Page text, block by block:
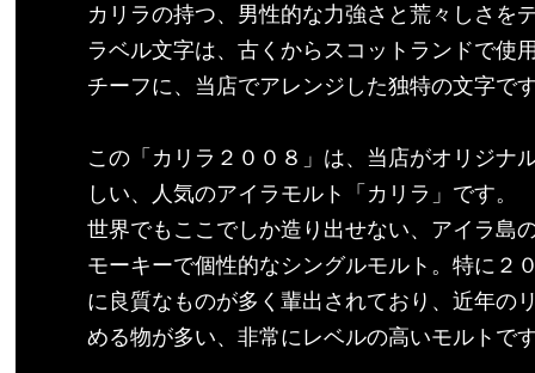
カリラの持つ、男性的な力強さと荒々しさを
ラベル文字は、古くからスコットランドで使
チーフに、当店でアレンジした独特の文字で
この「カリラ２００８」は、当店がオリジナ
しい、人気のアイラモルト「カリラ」です。
世界でもここでしか造り出せない、アイラ島
モーキーで個性的なシングルモルト。特に２
に良質なものが多く輩出されており、近年の
める物が多い、非常にレベルの高いモルトで